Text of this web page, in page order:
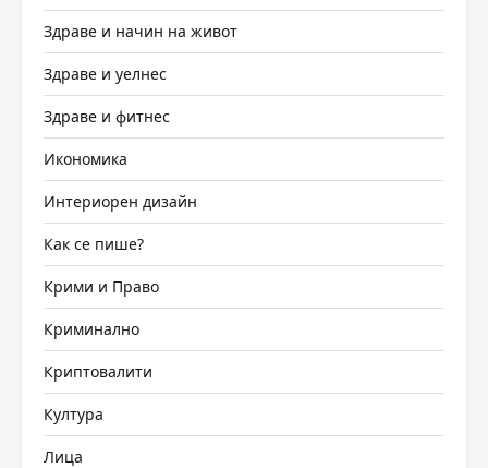
Здраве и начин на живот
Здраве и уелнес
Здраве и фитнес
Икономика
Интериорен дизайн
Как се пише?
Крими и Право
Криминално
Криптовалити
Култура
Лица